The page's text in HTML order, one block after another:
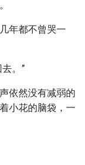
年都不曾哭一
。”
依然没有减弱的
小花的脑袋，一